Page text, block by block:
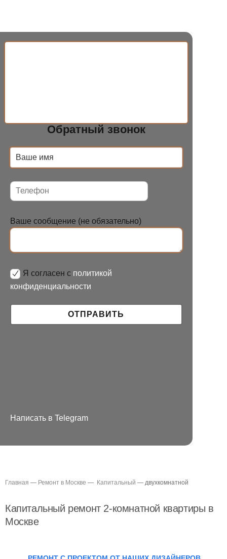
Обратный звонок
Ваше сообщение (не обязательно)
Я согласен с политикой
конфиденциальности
Написать в Telegram
Главная — Ремонт в Москве — Капитальный — двухкомнатной
Капитальный ремонт2-комнатной квартиры в
Москве